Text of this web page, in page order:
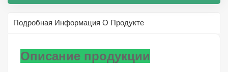
Подробная Информация О Продукте
Описание продукции